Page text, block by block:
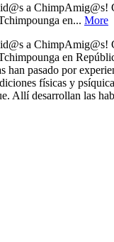
a ChimpAmig@s!
en... More
a ChimpAmig@s!
en
han pasado por
físicas y
Allí desarrollan las